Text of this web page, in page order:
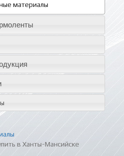
материалы
в Ханты-Мансийске